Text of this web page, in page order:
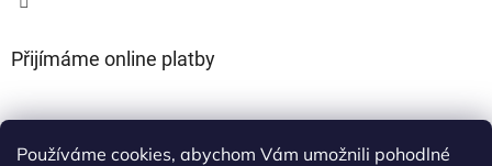
Používáme cookies, abychom Vám umožnili pohodlné
Přijímáme online platby